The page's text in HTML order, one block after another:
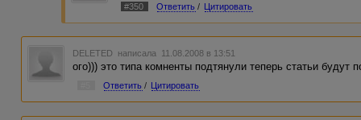
#350 Ответить / Цитировать
DELETED написала 11.08.2008 в 13:51
ого))) это типа комненты подтянули теперь статьи будут
Ответить / Цитировать